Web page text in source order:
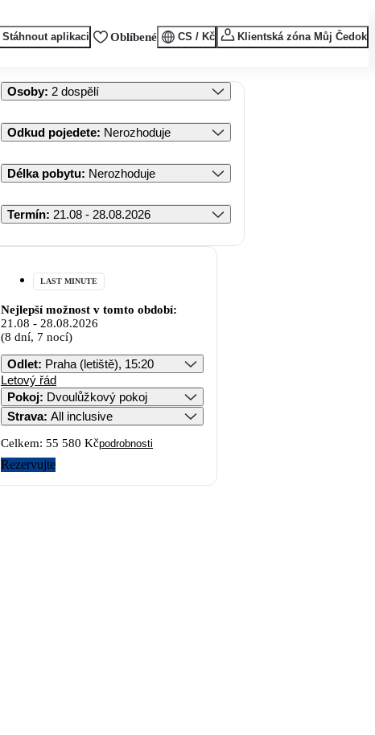
Stáhnout aplikaci Oblíbené CS / Kč Klientská zóna Můj Čedok
Osoby: 2 dospělí
Odkud pojedete: Nerozhoduje
Délka pobytu: Nerozhoduje
Termín: 21.08 - 28.08.2026
LAST MINUTE
Nejlepší možnost v tomto období:
21.08 - 28.08.2026
(8 dní, 7 nocí)
Odlet: Praha (letiště), 15:20
Letový řád
Pokoj: Dvoulůžkový pokoj
Strava: All inclusive
Celkem: 55 580 Kčpodrobnosti
Rezervujte